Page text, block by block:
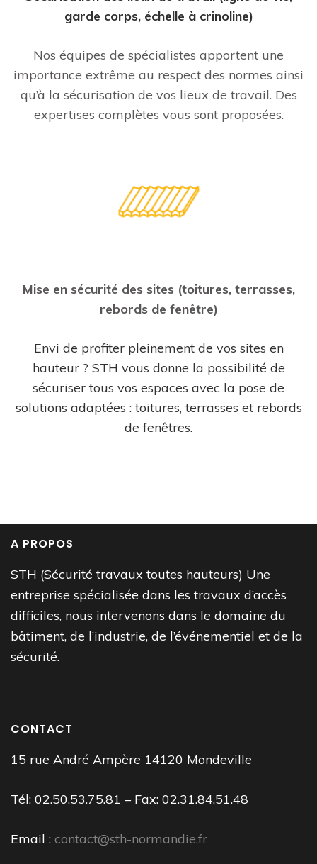
garde corps, échelle à crinoline)
Nos équipes de spécialistes apportent une
importance extrême au respect des normes ainsi
qu’à la sécurisation de vos lieux de travail. Des
expertises complètes vous sont proposées.
Mise en sécurité des sites (toitures, terrasses,
rebords de fenêtre)
Envi de profiter pleinement de vos sites en
hauteur ? STH vous donne la possibilité de
sécuriser tous vos espaces avec la pose de
solutions adaptées : toitures, terrasses et rebords
de fenêtres.
A PROPOS
STH (Sécurité travaux toutes hauteurs) Une
entreprise spécialisée dans les travaux d’accès
difficiles, nous intervenons dans le domaine du
bâtiment, de l’industrie, de l’événementiel et de la
sécurité.
CONTACT
15 rue André Ampère 14120 Mondeville
Tél: 02.50.53.75.81 – Fax: 02.31.84.51.48
Email : contact@sth-normandie.fr